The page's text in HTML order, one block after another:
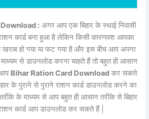
: अगर आप एक बिहार के स्थाई निवासी
कार्ड बना हुआ है लेकिन किसी कारणवश आपका
खराब हो गया या फट गया है और इस बीच आप अपना
से डाउनलोड करना चाहते हैं तो बहुत ही आसान
Bihar Ration Card Download कर सकते
के पुराने से पुराने राशन कार्ड डाउनलोड करने का
तरीके के माध्यम से आप बहुत ही आसान तरीके से बिहार
कार्ड आप डाउनलोड कर सकते हैं |